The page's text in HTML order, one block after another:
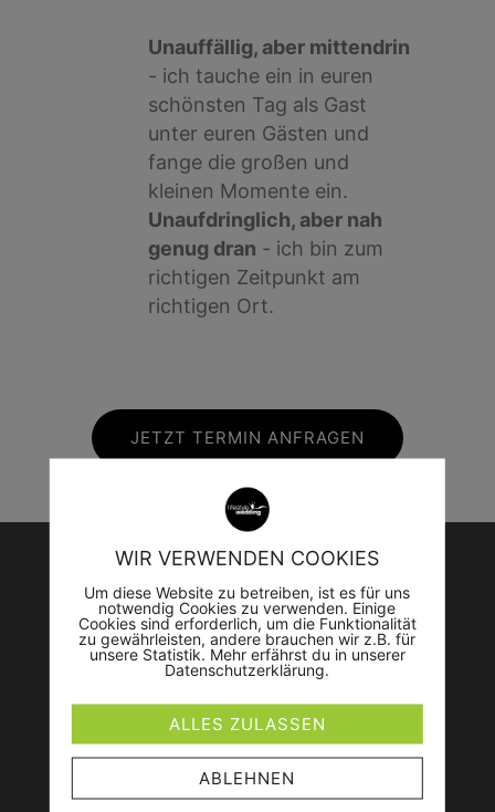
Unauffällig, aber mittendrin
- ich tauche ein in euren
schönsten Tag als Gast
unter euren Gästen und
fange die großen und
kleinen Momente ein.
Unaufdringlich, aber nah
genug dran - ich bin zum
richtigen Zeitpunkt am
richtigen Ort.
JETZT TERMIN ANFRAGEN
Instagram
SyntaxError: Unexpected token <
in JSON at position 0
SyntaxError: Unexpected token <
in JSON at position 0
WIR VERWENDEN COOKIES
Um diese Website zu betreiben, ist es für uns
notwendig Cookies zu verwenden. Einige
Cookies sind erforderlich, um die Funktionalität
zu gewährleisten, andere brauchen wir z.B. für
unsere Statistik. Mehr erfährst du in unserer
Datenschutzerklärung.
ALLES ZULASSEN
ABLEHNEN